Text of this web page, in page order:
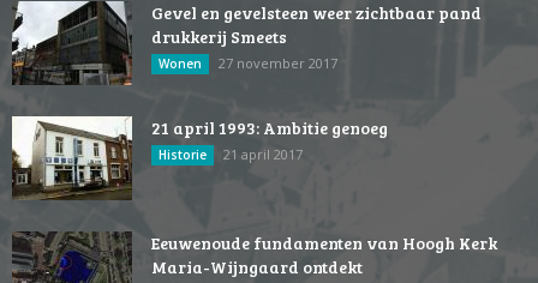
Gevel en gevelsteen weer zichtbaar pand
drukkerij Smeets
Wonen 27 november 2017
21 april 1993: Ambitie genoeg
Historie 21 april 2017
Eeuwenoude fundamenten van Hoogh Kerk
Maria-Wijngaard ontdekt